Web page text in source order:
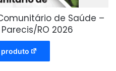
de Saúde –
RO 2026